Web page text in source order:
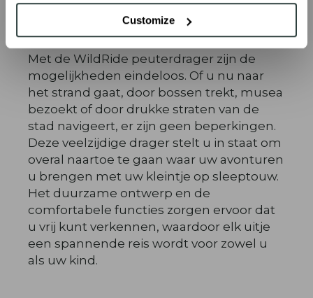
Customize
Geen beperkingen
Met de WildRide peuterdrager zijn de
mogelijkheden eindeloos. Of u nu naar
het strand gaat, door bossen trekt, musea
bezoekt of door drukke straten van de
stad navigeert, er zijn geen beperkingen.
Deze veelzijdige drager stelt u in staat om
overal naartoe te gaan waar uw avonturen
u brengen met uw kleintje op sleeptouw.
Het duurzame ontwerp en de
comfortabele functies zorgen ervoor dat
u vrij kunt verkennen, waardoor elk uitje
een spannende reis wordt voor zowel u
als uw kind.